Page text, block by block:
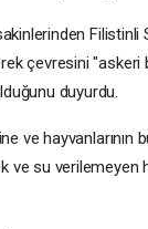
Filistinli
çevresini "askeri
duyurdu.
ve hayvanlarının
ve su verilemeyen